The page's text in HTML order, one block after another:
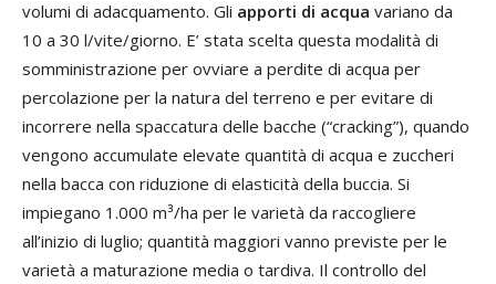
volumi di adacquamento. Gli apporti di acqua variano da
10 a 30 l/vite/giorno. E’ stata scelta questa modalità di
somministrazione per ovviare a perdite di acqua per
percolazione per la natura del terreno e per evitare di
incorrere nella spaccatura delle bacche (“cracking”), quando
vengono accumulate elevate quantità di acqua e zuccheri
nella bacca con riduzione di elasticità della buccia. Si
impiegano 1.000 m³/ha per le varietà da raccogliere
all’inizio di luglio; quantità maggiori vanno previste per le
varietà a maturazione media o tardiva. Il controllo del